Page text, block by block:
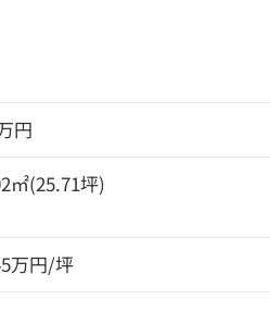
円
㎡(25.71坪)
万円/坪